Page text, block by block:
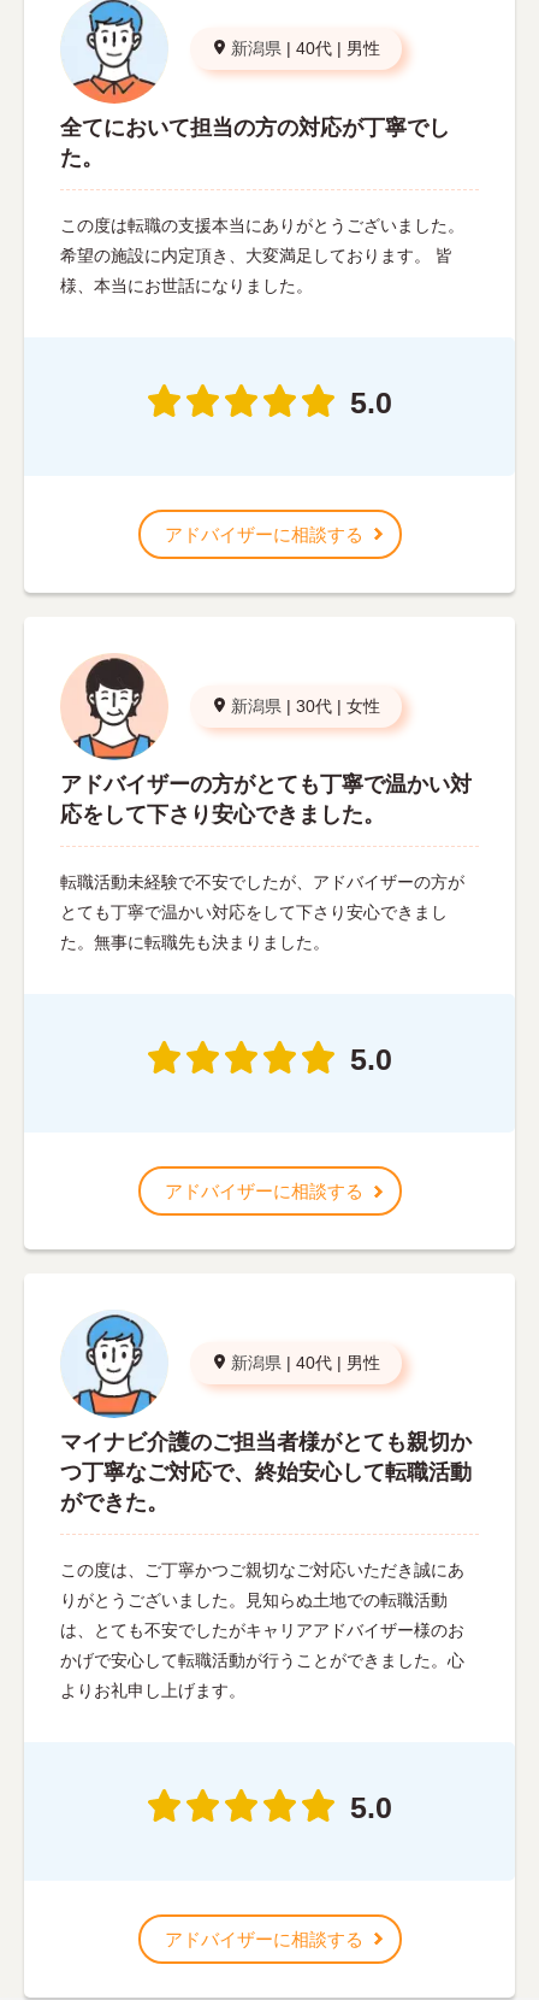
新潟県 | 40代 | 男性
全てにおいて担当の方の対応が丁寧でし
た。
この度は転職の支援本当にありがとうございました。
希望の施設に内定頂き、大変満足しております。 皆
様、本当にお世話になりました。
5.0
アドバイザーに相談する
新潟県 | 30代 | 女性
アドバイザーの方がとても丁寧で温かい対
応をして下さり安心できました。
転職活動未経験で不安でしたが、アドバイザーの方が
とても丁寧で温かい対応をして下さり安心できまし
た。無事に転職先も決まりました。
5.0
アドバイザーに相談する
新潟県 | 40代 | 男性
マイナビ介護のご担当者様がとても親切か
つ丁寧なご対応で、終始安心して転職活動
ができた。
この度は、ご丁寧かつご親切なご対応いただき誠にあ
りがとうございました。見知らぬ土地での転職活動
は、とても不安でしたがキャリアアドバイザー様のお
かげで安心して転職活動が行うことができました。心
よりお礼申し上げます。
5.0
アドバイザーに相談する